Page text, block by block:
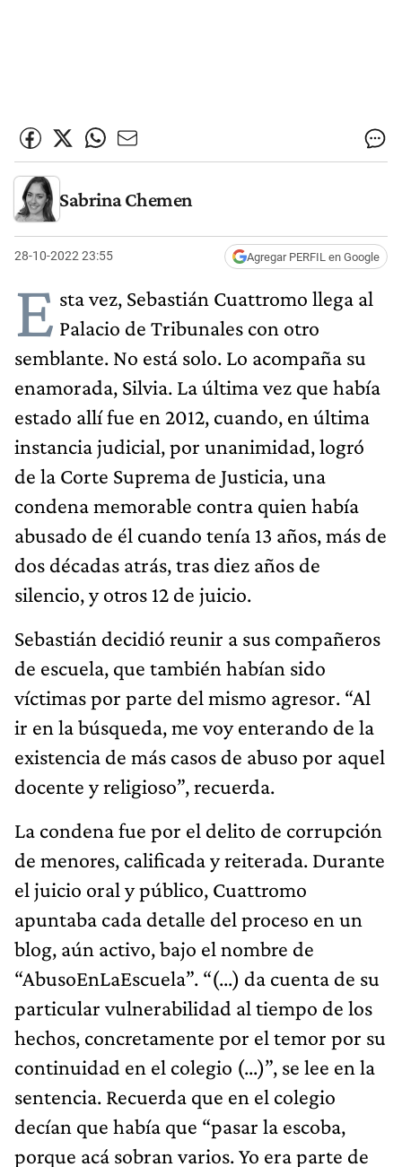
Sabrina Chemen
28-10-2022 23:55 Agregar PERFIL en Google
E sta vez, Sebastián Cuattromo llega al
Palacio de Tribunales con otro
semblante. No está solo. Lo acompaña su
enamorada, Silvia. La última vez que había
estado allí fue en 2012, cuando, en última
instancia judicial, por unanimidad, logró
de la Corte Suprema de Justicia, una
condena memorable contra quien había
abusado de él cuando tenía 13 años, más de
dos décadas atrás, tras diez años de
silencio, y otros 12 de juicio.
Sebastián decidió reunir a sus compañeros
de escuela, que también habían sido
víctimas por parte del mismo agresor. “Al
ir en la búsqueda, me voy enterando de la
existencia de más casos de abuso por aquel
docente y religioso”, recuerda.
La condena fue por el delito de corrupción
de menores, calificada y reiterada. Durante
el juicio oral y público, Cuattromo
apuntaba cada detalle del proceso en un
blog, aún activo, bajo el nombre de
“AbusoEnLaEscuela”. “(...) da cuenta de su
particular vulnerabilidad al tiempo de los
hechos, concretamente por el temor por su
continuidad en el colegio (...)”, se lee en la
sentencia. Recuerda que en el colegio
decían que había que “pasar la escoba,
porque acá sobran varios. Yo era parte de